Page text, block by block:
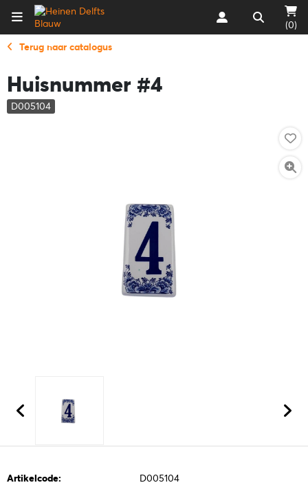
(0)
Terug naar catalogus
Huisnummer #4
D005104
Artikelcode:
D005104